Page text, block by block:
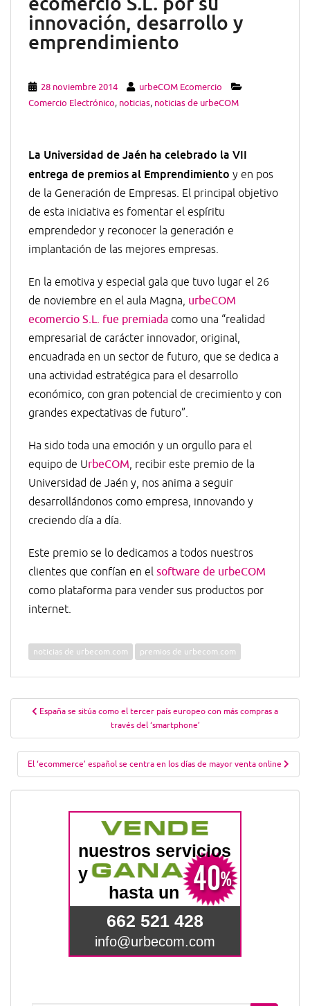
innovación, desarrollo y
emprendimiento
28 noviembre 2014
urbeCOM Ecomercio
Comercio Electrónico, noticias, noticias de urbeCOM
La Universidad de Jaén ha celebrado la VII
entrega de premios al Emprendimiento y en pos
de la Generación de Empresas. El principal objetivo
de esta iniciativa es fomentar el espíritu
emprendedor y reconocer la generación e
implantación de las mejores empresas.
En la emotiva y especial gala que tuvo lugar el 26
de noviembre en el aula Magna, urbeCOM
ecomercio S.L. fue premiada como una “realidad
empresarial de carácter innovador, original,
encuadrada en un sector de futuro, que se dedica a
una actividad estratégica para el desarrollo
económico, con gran potencial de crecimiento y con
grandes expectativas de futuro”.
Ha sido toda una emoción y un orgullo para el
equipo de UrbeCOM, recibir este premio de la
Universidad de Jaén y, nos anima a seguir
desarrollándonos como empresa, innovando y
creciendo día a día.
Este premio se lo dedicamos a todos nuestros
clientes que confían en el software de urbeCOM
como plataforma para vender sus productos por
internet.
noticias de urbecom.com premios de urbecom.com
Navegación
entradas
España se sitúa como el tercer país europeo con más compras a
través del ‘smartphone’
El ‘ecommerce’ español se centra en los días de mayor venta online